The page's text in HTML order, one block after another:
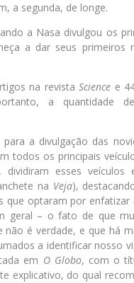
a segunda, de longe.
a Nasa divulgou os
a dar seus primeiros
na revistaScience e
a quantidade
a divulgação das
todos os principais
esses
na Veja),
que optaram por
geral – o fato de que
não é verdade, e que há
a identificar nosso
em O Globo, com o
explicativo, do qual